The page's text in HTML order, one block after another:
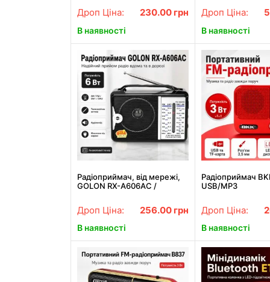
Дроп Ціна: 230.00 грн
В наявності
радіо
Дроп Ціна:
В наявності
Радіоприймач, від мережі,
GOLON RX-A606AC /
Дроп Ціна: 256.00 грн
В наявності
Радіоприймач
USB/MP3
Дроп Ціна:
В наявності